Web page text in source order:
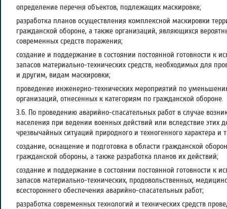
определение перечня объектов, подлежащих маскировке;
разработка планов осуществления комплексной маскировки
гражданской обороне, а также организаций, являющихся
современных средств поражения;
создание и поддержание в состоянии постоянной готовности к
запасов материально-технических средств, необходимых для
и другим, видам маскировки;
проведение инженерно-технических мероприятий по
организаций, отнесенных к категориям по гражданской обороне.
3.6. По проведению аварийно-спасательных работ в случае
населения при ведении военных действий или вследствие этих
чрезвычайных ситуаций природного и техногенного характера и
создание, оснащение и подготовка в области гражданской
гражданской обороны, а также разработка планов их действий;
создание и поддержание в состоянии постоянной готовности к
запасов материально-технических, продовольственных,
всестороннего обеспечения аварийно-спасательных работ;
разработка современных технологий и технических средств